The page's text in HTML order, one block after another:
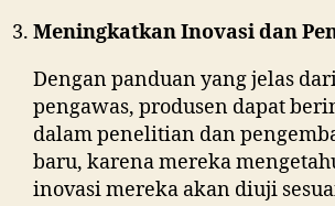
Meningkatkan Inovasi dan
Dengan panduan yang jelas
pengawas, produsen dapat
dalam penelitian dan
baru, karena mereka
inovasi mereka akan diuji